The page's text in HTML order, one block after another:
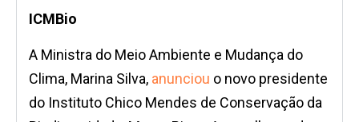
ICMBio
A Ministra do Meio Ambiente e Mudança do
Clima, Marina Silva, anunciou o novo presidente
do Instituto Chico Mendes de Conservação da